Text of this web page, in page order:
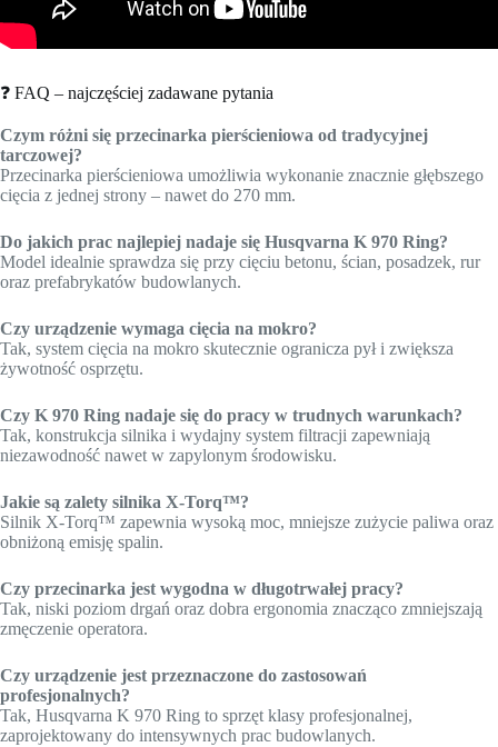
❓ FAQ – najczęściej zadawane pytania
Czym różni się przecinarka pierścieniowa od tradycyjnej
tarczowej?
Przecinarka pierścieniowa umożliwia wykonanie znacznie głębszego
cięcia z jednej strony – nawet do 270 mm.
Do jakich prac najlepiej nadaje się Husqvarna K 970 Ring?
Model idealnie sprawdza się przy cięciu betonu, ścian, posadzek, rur
oraz prefabrykatów budowlanych.
Czy urządzenie wymaga cięcia na mokro?
Tak, system cięcia na mokro skutecznie ogranicza pył i zwiększa
żywotność osprzętu.
Czy K 970 Ring nadaje się do pracy w trudnych warunkach?
Tak, konstrukcja silnika i wydajny system filtracji zapewniają
niezawodność nawet w zapylonym środowisku.
Jakie są zalety silnika X-Torq™?
Silnik X-Torq™ zapewnia wysoką moc, mniejsze zużycie paliwa oraz
obniżoną emisję spalin.
Czy przecinarka jest wygodna w długotrwałej pracy?
Tak, niski poziom drgań oraz dobra ergonomia znacząco zmniejszają
zmęczenie operatora.
Czy urządzenie jest przeznaczone do zastosowań
profesjonalnych?
Tak, Husqvarna K 970 Ring to sprzęt klasy profesjonalnej,
zaprojektowany do intensywnych prac budowlanych.